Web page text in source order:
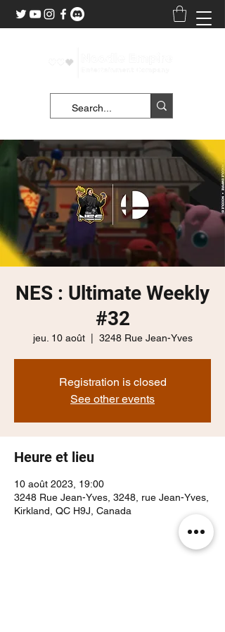
NES : Ultimate Weekly
#32
jeu. 10 août
  |
3248 Rue Jean-Yves
Registration is closed
See other events
Heure et lieu
10 août 2023, 19:00
3248 Rue Jean-Yves, 3248, rue Jean-Yves,
Kirkland, QC H9J, Canada